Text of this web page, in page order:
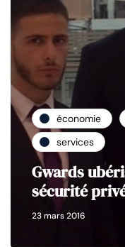
économie
services
Gwards
sécurité
23 mars 2016